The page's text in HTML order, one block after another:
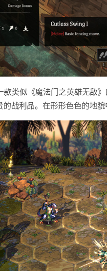
似《魔法门之英雄无敌》
战利品。在形形色色的地